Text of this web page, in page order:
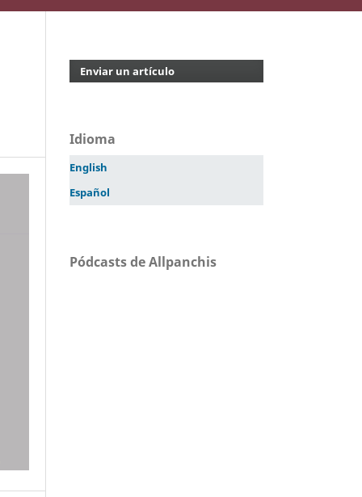
Enviar un artículo
Idioma
English
Español
Pódcasts de Allpanchis